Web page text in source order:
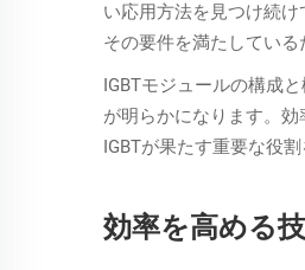
い応用方法を見つけ続
その要件を満たしている
IGBTモジュールの構成
が明らかになります。
IGBTが果たす重要な役割
効率を高める